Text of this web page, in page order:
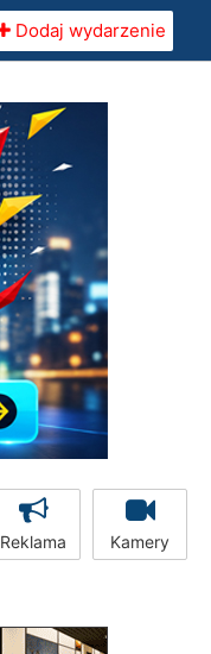
Dodaj wydarzenie
Reklama Kamery